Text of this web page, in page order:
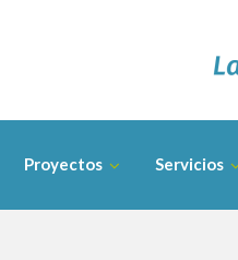
Proyectos Servicios